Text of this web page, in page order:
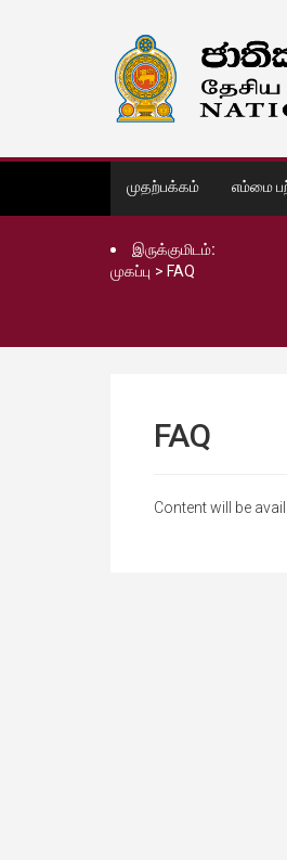
முதற்பக்கம் எம்மை
இருக்குமிடம்:
முகப்பு > FAQ
FAQ
Content will be